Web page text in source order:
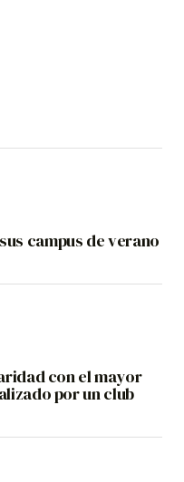
campus de verano
con el mayor
por un club